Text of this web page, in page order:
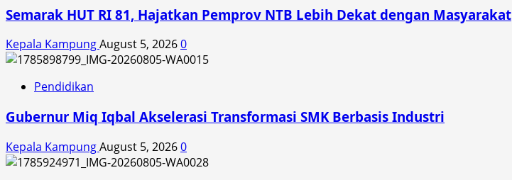
Semarak HUT RI 81, Hajatkan Pemprov NTB Lebih Dekat dengan Masyarakat
Kepala KampungAugust 5, 20260
Pendidikan
Gubernur Miq Iqbal Akselerasi Transformasi SMK Berbasis Industri
Kepala KampungAugust 5, 20260